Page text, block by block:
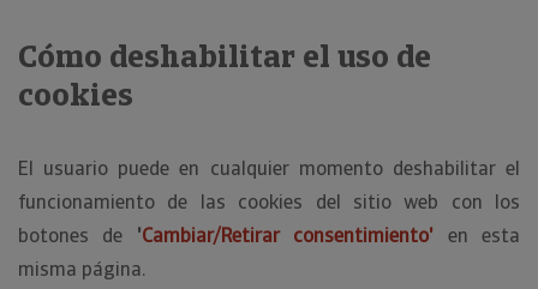
Cómo deshabilitar el uso de
cookies
El usuario puede en cualquier momento deshabilitar el
funcionamiento de las cookies del sitio web con los
botones de 'Cambiar/Retirar consentimiento'
en esta
misma página.